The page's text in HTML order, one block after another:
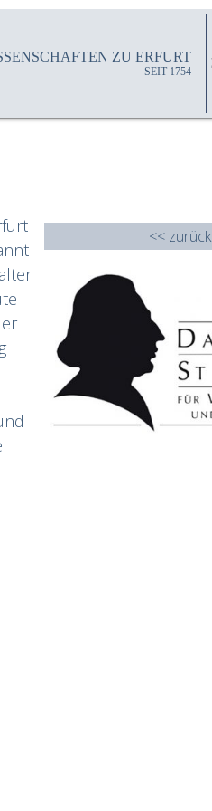
ZU ERFURT
SEIT 1754
<< zurück